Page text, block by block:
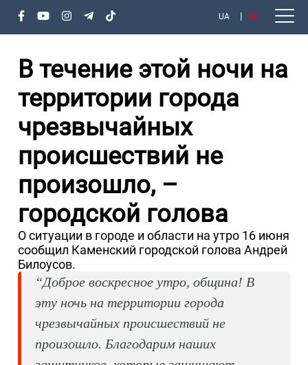
UA RU
В течение этой ночи на
территории города
чрезвычайных
происшествий не
произошло, –
городской голова
О ситуации в городе и области на утро 16 июня
сообщил Каменский городской голова Андрей
Билоусов.
“Доброе воскресное утро, община! В
эту ночь на территории города
чрезвычайных происшествий не
произошло. Благодарим наших